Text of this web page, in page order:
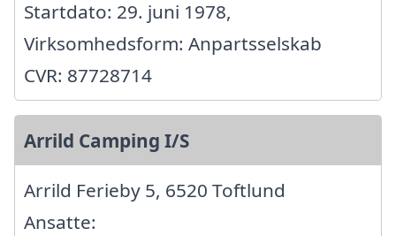
Startdato: 29. juni 1978,
Virksomhedsform: Anpartsselskab
CVR: 87728714
Arrild Camping I/S
Arrild Ferieby 5, 6520 Toftlund
Ansatte: